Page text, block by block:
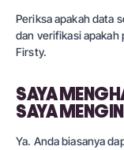
Periksa apakah data
dan verifikasi apakah
Firsty.
SAYA
SAYA
Ya. Anda biasanya